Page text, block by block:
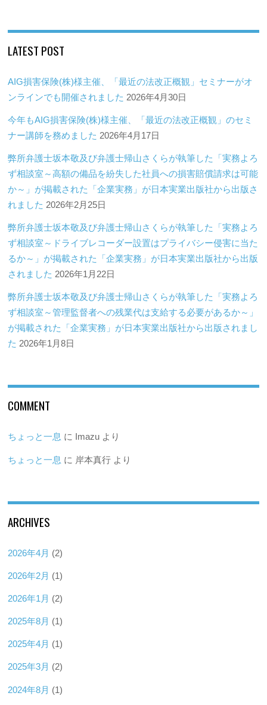
LATEST POST
AIG損害保険(株)様主催、「最近の法改正概観」セミナーがオ
ンラインでも開催されました 2026年4月30日
今年もAIG損害保険(株)様主催、「最近の法改正概観」のセミ
ナー講師を務めました 2026年4月17日
弊所弁護士坂本敬及び弁護士帰山さくらが執筆した「実務よろ
ず相談室～高額の備品を紛失した社員への損害賠償請求は可能
か～」が掲載された「企業実務」が日本実業出版社から出版さ
れました 2026年2月25日
弊所弁護士坂本敬及び弁護士帰山さくらが執筆した「実務よろ
ず相談室～ドライブレコーダー設置はプライバシー侵害に当た
るか～」が掲載された「企業実務」が日本実業出版社から出版
されました 2026年1月22日
弊所弁護士坂本敬及び弁護士帰山さくらが執筆した「実務よろ
ず相談室～管理監督者への残業代は支給する必要があるか～」
が掲載された「企業実務」が日本実業出版社から出版されまし
た 2026年1月8日
COMMENT
ちょっと一息 に Imazu より
ちょっと一息 に 岸本真行 より
ARCHIVES
2026年4月 (2)
2026年2月 (1)
2026年1月 (2)
2025年8月 (1)
2025年4月 (1)
2025年3月 (2)
2024年8月 (1)